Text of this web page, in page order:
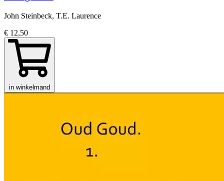
John Steinbeck, T.E. Laurence
€ 12,50
in winkelmand